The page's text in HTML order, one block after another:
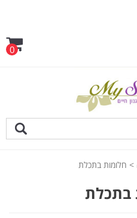
0
> חלומות בתכלת
בתכלת